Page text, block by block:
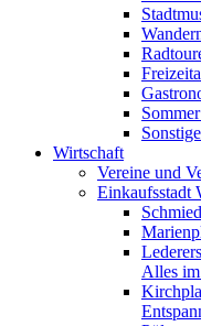
Wirtschaft
Vereine und
Einkaufsstadt
Alles